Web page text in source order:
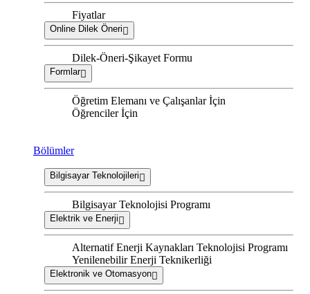
Fiyatlar
Online Dilek Öneri
Dilek-Öneri-Şikayet Formu
Formlar
Öğretim Elemanı ve Çalışanlar İçin
Öğrenciler İçin
Bölümler
Bilgisayar Teknolojileri
Bilgisayar Teknolojisi Programı
Elektrik ve Enerji
Alternatif Enerji Kaynakları Teknolojisi Programı
Yenilenebilir Enerji Teknikerliği
Elektronik ve Otomasyon